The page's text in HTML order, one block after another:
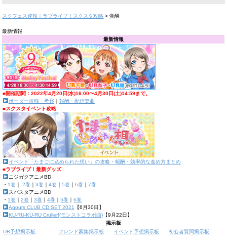
スクフェス速報｜ラブライブ！スクスタ攻略 >覚醒
最新情報
最新情報
■開催期間：2022年4月20日(水)16:00〜4月30日(土)14:59まで。
ボーダー推移・考察｜ 報酬・配信楽曲
■スクスタイベント攻略
イベント「たまごに込められた想い」の攻略・報酬・効率的な進め方まとめ
■ラブライブ！最新グッズ
ニジガクアニメBD
・ 1巻 ｜ 2巻 ｜3巻 ｜4巻 ｜5巻 ｜6巻 ｜7巻
スパスタアニメBD
・ 1巻 ｜2巻 ｜3巻 ｜4巻 ｜5巻 ｜6巻
Aqours CLUB CD SET 2021
【6月30日】
KU-RU-KU-RU Cruller!(モンストコラボ曲)【9月22日】
掲示板
UR予想掲示板
フレンド募集掲示板 イベント予想掲示板 初心者質問掲示板